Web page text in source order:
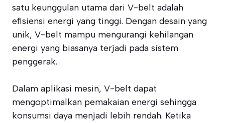
satu keunggulan utama dari V-belt adalah
efisiensi energi yang tinggi. Dengan desain yang
unik, V-belt mampu mengurangi kehilangan
energi yang biasanya terjadi pada sistem
penggerak.
Dalam aplikasi mesin, V-belt dapat
mengoptimalkan pemakaian energi sehingga
konsumsi daya menjadi lebih rendah. Ketika